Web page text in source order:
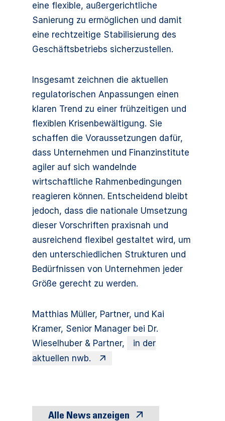
eine flexible, außergerichtliche
Sanierung zu ermöglichen und damit
eine rechtzeitige Stabilisierung des
Geschäftsbetriebs sicherzustellen.
Insgesamt zeichnen die aktuellen
regulatorischen Anpassungen einen
klaren Trend zu einer frühzeitigen und
flexiblen Krisenbewältigung. Sie
schaffen die Voraussetzungen dafür,
dass Unternehmen und Finanzinstitute
agiler auf sich wandelnde
wirtschaftliche Rahmenbedingungen
reagieren können. Entscheidend bleibt
jedoch, dass die nationale Umsetzung
dieser Vorschriften praxisnah und
ausreichend flexibel gestaltet wird, um
den unterschiedlichen Strukturen und
Bedürfnissen von Unternehmen jeder
Größe gerecht zu werden.
Matthias Müller, Partner, und Kai
Kramer, Senior Manager bei Dr.
Wieselhuber & Partner,
in der
aktuellen nwb.
Alle News anzeigen